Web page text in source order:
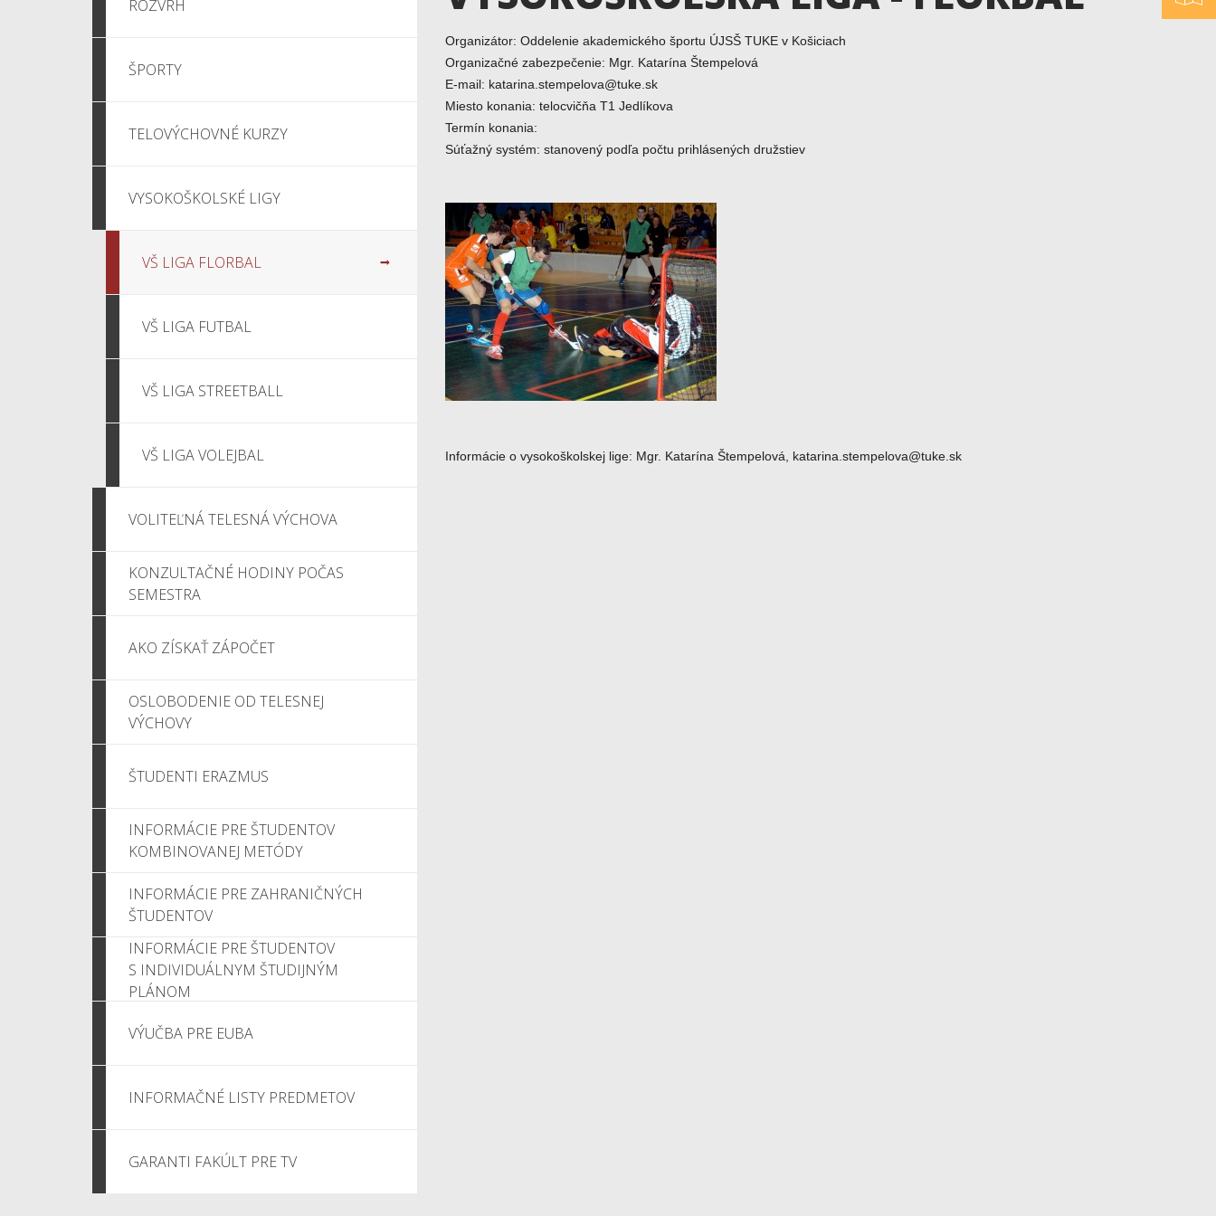
ROZVRH
ŠPORTY
TELOVÝCHOVNÉ KURZY
VYSOKOŠKOLSKÉ LIGY
VŠ LIGA FLORBAL
VŠ LIGA FUTBAL
VŠ LIGA STREETBALL
VŠ LIGA VOLEJBAL
VOLITEĽNÁ TELESNÁ VÝCHOVA
KONZULTAČNÉ HODINY POČAS
SEMESTRA
AKO ZÍSKAŤ ZÁPOČET
OSLOBODENIE OD TELESNEJ
VÝCHOVY
ŠTUDENTI ERAZMUS
INFORMÁCIE PRE ŠTUDENTOV
KOMBINOVANEJ METÓDY
INFORMÁCIE PRE ZAHRANIČNÝCH
ŠTUDENTOV
INFORMÁCIE PRE ŠTUDENTOV
S INDIVIDUÁLNYM ŠTUDIJNÝM
PLÁNOM
VÝUČBA PRE EUBA
INFORMAČNÉ LISTY PREDMETOV
GARANTI FAKÚLT PRE TV
Organizátor: Oddelenie akademického športu ÚJSŠ TUKE v Košiciach
Organizačné zabezpečenie: Mgr. Katarína Štempelová
E-mail: katarina.stempelova@tuke.sk
Miesto konania: telocvičňa T1 Jedlíkova
Termín konania:
Súťažný systém: stanovený podľa počtu prihlásených družstiev
Informácie o vysokoškolskej lige: Mgr. Katarína Štempelová, katarina.stempelova@tuke.sk